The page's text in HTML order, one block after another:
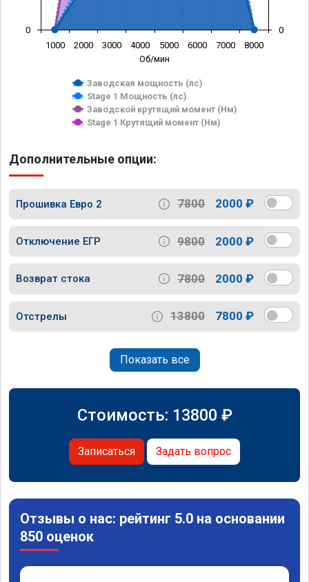
Об/мин
Заводская мощность (лс)
Stage 1 Мощность (лс)
Заводской крутящий момент (Нм)
Stage 1 Крутящий момент (Нм)
1000 2000 3000 4000 5000 6000 7000 8000
0 0
Дополнительные опции:
Прошивка Евро 2 7800 2000 ₽
Отключение ЕГР 9800 2000 ₽
Возврат стока 7800 2000 ₽
Отстрелы 13800 7800 ₽
Показать все
Стоимость: 13800 ₽
Записаться Задать вопрос
Отзывы о нас: рейтинг 5.0 на основании
850 оценок